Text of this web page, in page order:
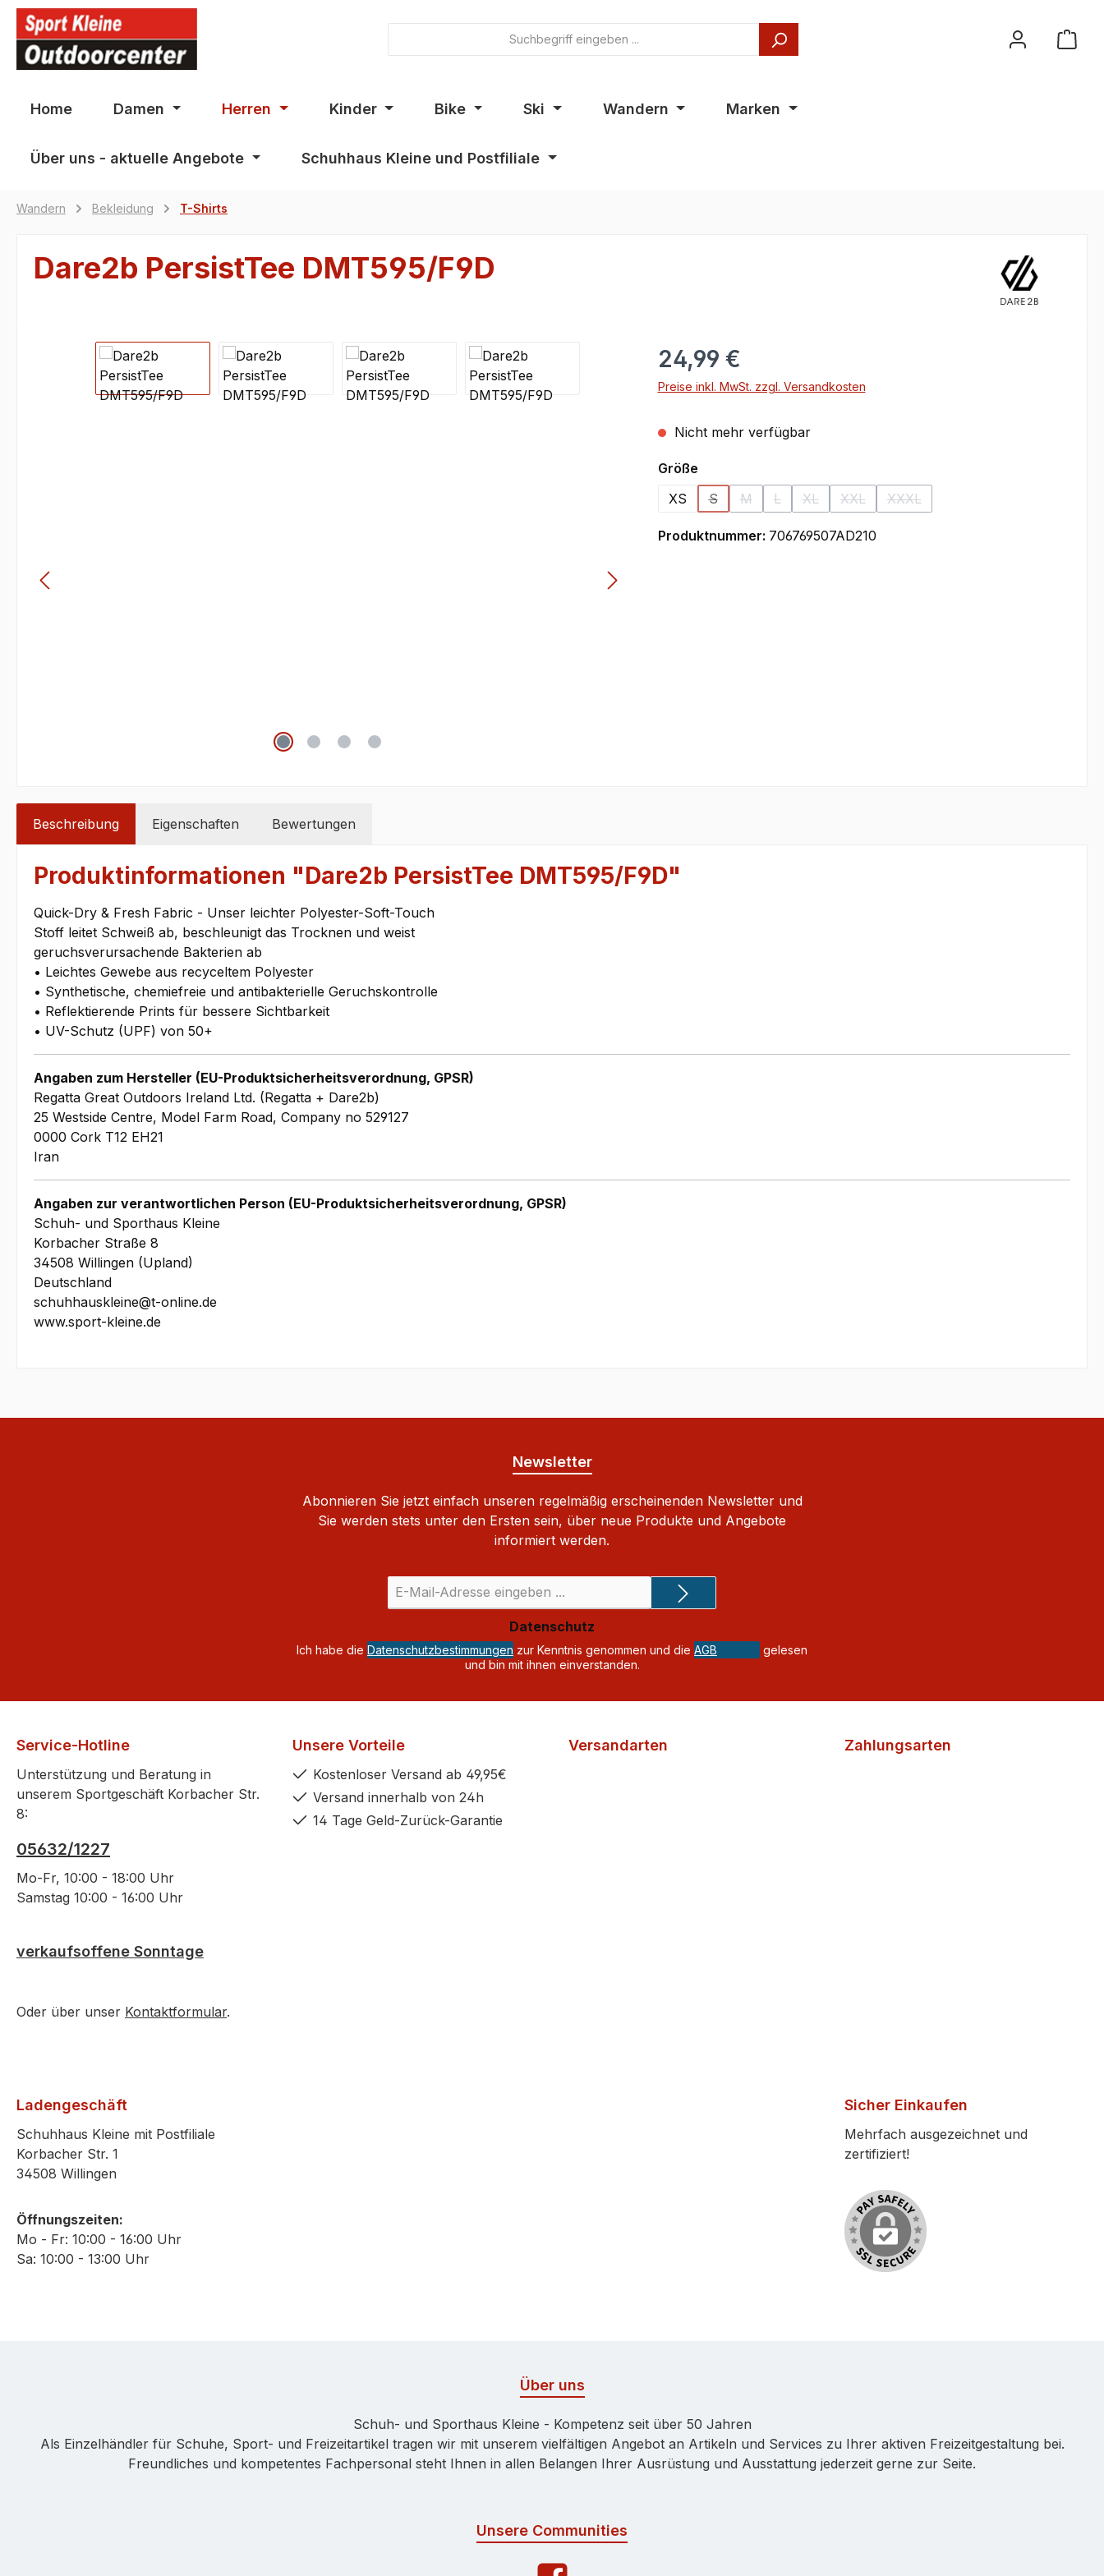
Zur Hauptnavigation springen
Home Damen Herren Kinder Bike Ski Wandern Marken
Über uns - aktuelle Angebote Schuhhaus Kleine und Postfiliale
Wandern Bekleidung T-Shirts
Dare2b PersistTee DMT595/F9D
Bildergalerie überspringen 24,99 €
Preise inkl. MwSt. zzgl. Versandkosten
Nicht mehr verfügbar
Größeauswählen
XS
S
(Diese Option ist zurzeit nicht verfügbar.)
M
(Diese Option ist zurzeit nicht verfügbar.)
L
(Diese Option ist zurzeit nicht verfügbar.)
XL
(Diese Option ist zurzeit nicht verfügbar.)
XXL
(Diese Option ist zurzeit nicht verfügbar.)
XXXL
(Diese Option ist zurzeit nicht
Produktnummer: 706769507AD210
Beschreibung Eigenschaften Bewertungen
Produktinformationen "Dare2b PersistTee DMT595/F9D"
Quick-Dry & Fresh Fabric - Unser leichter Polyester-Soft-Touch
Stoff leitet Schweiß ab, beschleunigt das Trocknen und weist
geruchsverursachende Bakterien ab
• Leichtes Gewebe aus recyceltem Polyester
• Synthetische, chemiefreie und antibakterielle Geruchskontrolle
• Reflektierende Prints für bessere Sichtbarkeit
• UV-Schutz (UPF) von 50+
Angaben zum Hersteller (EU-Produktsicherheitsverordnung, GPSR)
Regatta Great Outdoors Ireland Ltd. (Regatta + Dare2b)
25 Westside Centre, Model Farm Road, Company no 529127
0000 Cork T12 EH21
Iran
Angaben zur verantwortlichen Person (EU-Produktsicherheitsverordnung, GPSR)
Schuh- und Sporthaus Kleine
Korbacher Straße 8
34508 Willingen (Upland)
Deutschland
schuhhauskleine@t-online.de
www.sport-kleine.de
Newsletter
Abonnieren Sie jetzt einfach unseren regelmäßig erscheinenden Newsletter und
Sie werden stets unter den Ersten sein, über neue Produkte und Angebote
informiert werden.
Mail-
Adresse
*
Datenschutz
Ich habe die Datenschutzbestimmungen zur Kenntnis genommen und die AGB
gelesen
und bin mit ihnen einverstanden.
Service-Hotline
Unterstützung und Beratung in
unserem Sportgeschäft Korbacher Str.
8:
05632/1227
Mo-Fr, 10:00 - 18:00 Uhr
Samstag 10:00 - 16:00 Uhr
verkaufsoffene Sonntage
Oder über unser Kontaktformular.
Unsere Vorteile
Kostenloser Versand ab 49,95€
Versand innerhalb von 24h
14 Tage Geld-Zurück-Garantie
Versandarten Zahlungsarten
Ladengeschäft
Schuhhaus Kleine mit Postfiliale
Korbacher Str. 1
34508 Willingen
Öffnungszeiten:
Mo - Fr: 10:00 - 16:00 Uhr
Sa: 10:00 - 13:00 Uhr
Sicher Einkaufen
Mehrfach ausgezeichnet und
zertifiziert!
Über uns
Schuh- und Sporthaus Kleine - Kompetenz seit über 50 Jahren
Als Einzelhändler für Schuhe, Sport- und Freizeitartikel tragen wir mit unserem vielfältigen Angebot an Artikeln und Services zu Ihrer aktiven Freizeitgestaltung bei.
Freundliches und kompetentes Fachpersonal steht Ihnen in allen Belangen Ihrer Ausrüstung und Ausstattung jederzeit gerne zur Seite.
Unsere Communities